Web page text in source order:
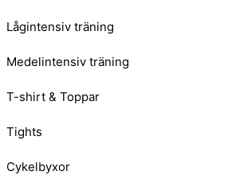
Lågintensiv träning
Medelintensiv träning
T-shirt & Toppar
Tights
Cykelbyxor